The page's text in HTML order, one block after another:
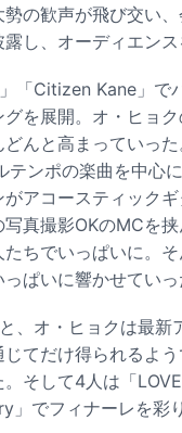
の歓声が飛び交い
し、オーディエンス
「Citizen Kane」で
を展開。オ・ヒョ
んと高まっていっ
ンポの楽曲を中心
アコースティック
真撮影OKのMCを
ちでいっぱいに。
ぱいに響かせていっ
、オ・ヒョクは最
てだけ得られるよ
そして4人は「
でフィナーレを彩